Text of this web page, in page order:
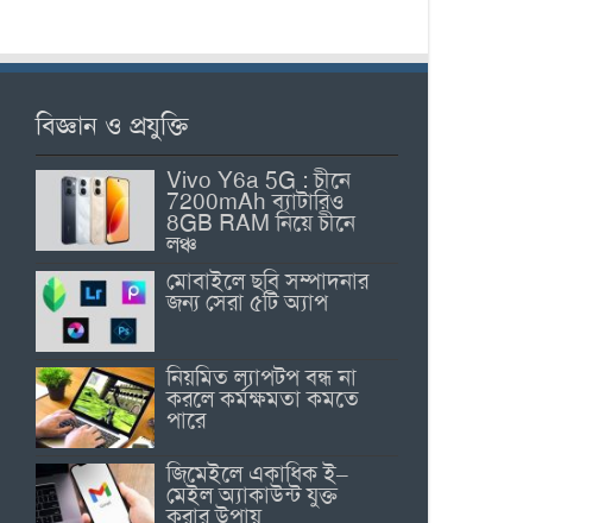
বিজ্ঞান ও প্রযুক্তি
Vivo Y6a 5G : চীনে
7200mAh ব্যাটারিও
8GB RAM নিয়ে চীনে
লঞ্চ
মোবাইলে ছবি সম্পাদনার
জন্য সেরা ৫টি অ্যাপ
নিয়মিত ল্যাপটপ বন্ধ না
করলে কর্মক্ষমতা কমতে
পারে
জিমেইলে একাধিক ই–
মেইল অ্যাকাউন্ট যুক্ত
করার উপায়